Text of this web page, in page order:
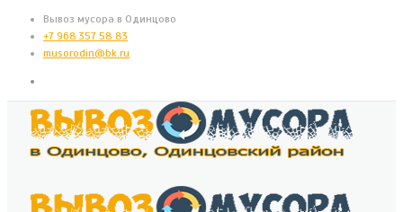
Вывоз мусора в Одинцово
+7 968 357 58 83
musorodin@bk.ru